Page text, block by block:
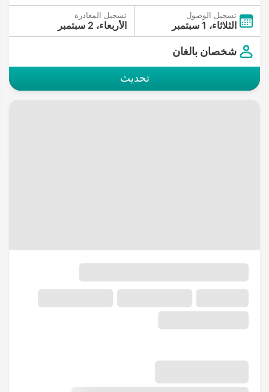
تسجيل الوصول
الثلاثاء، 1 سبتمبر
تسجيل المغادرة
الأربعاء، 2 سبتمبر
شخصان بالغان
تحديث